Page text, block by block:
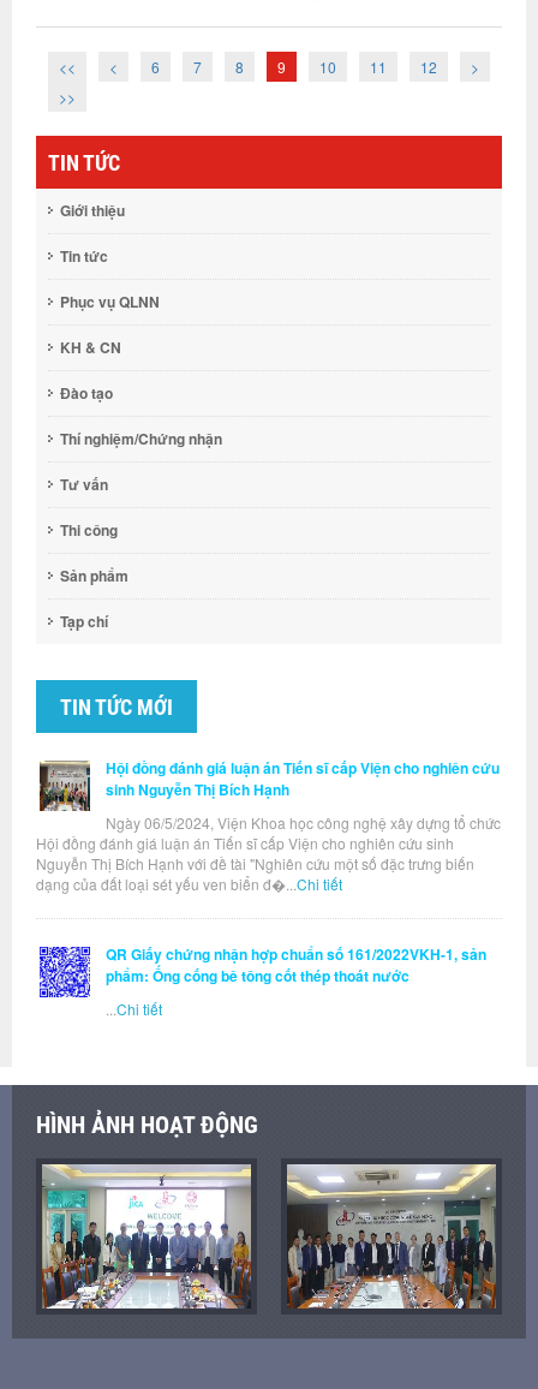
<< < 6 7 8 9 10 11 12
>
>>
TIN TỨC
Giới thiệu
Tin tức
Phục vụ QLNN
KH & CN
Đào tạo
Thí nghiệm/Chứng nhận
Tư vấn
Thi công
Sản phẩm
Tạp chí
TIN TỨC MỚI
Hội đồng đánh giá luận án Tiến sĩ cấp Viện cho nghiên cứu
sinh Nguyễn Thị Bích Hạnh
Ngày 06/5/2024, Viện Khoa học công nghệ xây dựng tổ chức
Hội đồng đánh giá luận án Tiến sĩ cấp Viện cho nghiên cứu sinh
Nguyễn Thị Bích Hạnh với đề tài "Nghiên cứu một số đặc trưng biến
dạng của đất loại sét yếu ven biển đ�... Chi tiết
QR Giấy chứng nhận hợp chuẩn số 161/2022VKH-1, sản
phẩm: Ống cống bê tông cốt thép thoát nước
Chi tiết
HÌNH ẢNH HOẠT ĐỘNG